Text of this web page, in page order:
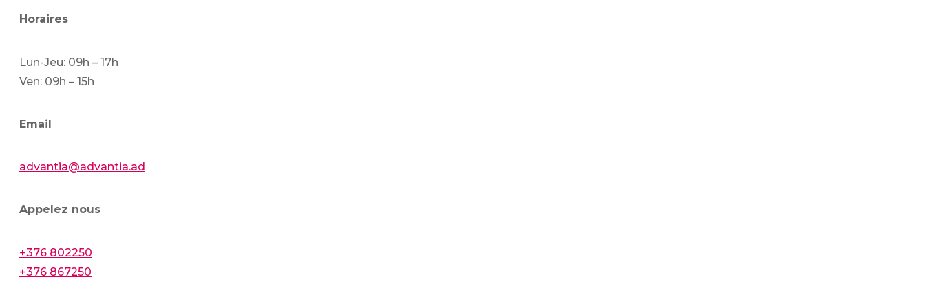
Horaires
Lun-Jeu: 09h – 17h
Ven: 09h – 15h
Email
advantia@advantia.ad
Appelez nous
+376 802250
+376 867250